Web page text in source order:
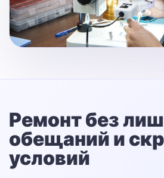
Ремонт без
обещаний и
условий